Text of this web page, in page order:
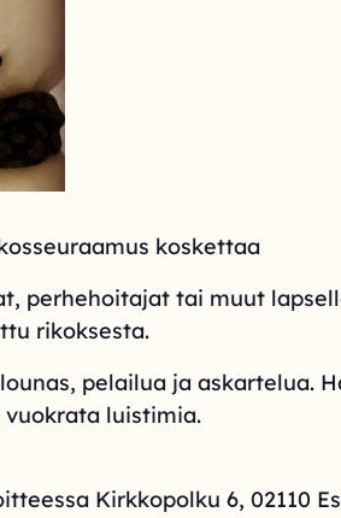
koskettaa
perhehoitajat tai muut
rikoksesta.
pelailua ja askartelua.
luistimia.
Kirkkopolku 6, 02110